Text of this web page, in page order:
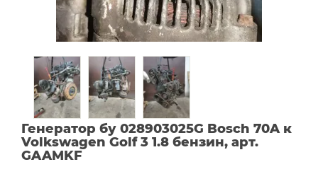
Генератор бу 028903025G Bosch 70A к
Volkswagen Golf 3 1.8 бензин, арт.
GAAMKF